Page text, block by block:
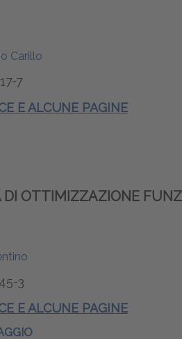
Carillo
7
E ALCUNE PAGINE
OTTIMIZZAZIONE
3
E ALCUNE PAGINE